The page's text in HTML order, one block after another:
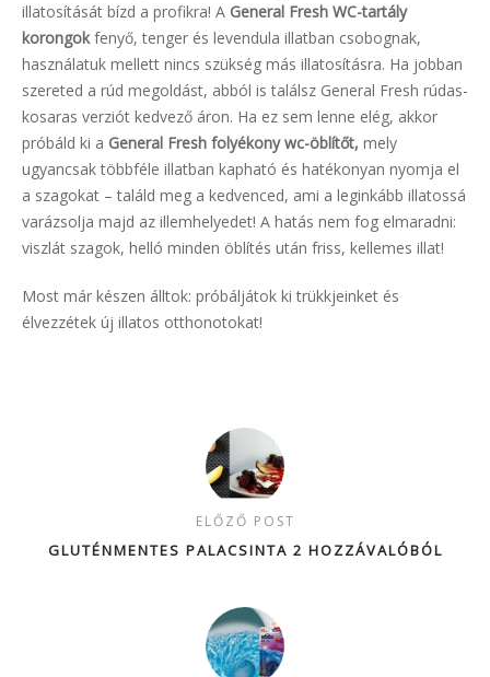
illatosítását bízd a profikra! A General Fresh WC-tartály
korongokfenyő, tenger és levendula illatban csobognak,
használatuk mellett nincs szükség más illatosításra. Ha jobban
szereted a rúd megoldást, abból is találsz General Fresh rúdas-
kosaras verziót kedvező áron. Ha ez sem lenne elég, akkor
próbáld ki a General Fresh folyékony wc-öblítőt, mely
ugyancsak többféle illatban kapható és hatékonyan nyomja el
a szagokat – találd meg a kedvenced, ami a leginkább illatossá
varázsolja majd az illemhelyedet! A hatás nem fog elmaradni:
viszlát szagok, helló minden öblítés után friss, kellemes illat!
Most már készen álltok: próbáljátok ki trükkjeinket és
élvezzétek új illatos otthonotokat!
ELŐZŐ POST
GLUTÉNMENTES PALACSINTA 2 HOZZÁVALÓBÓL